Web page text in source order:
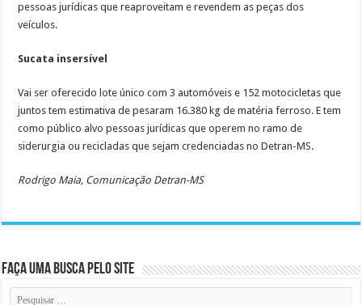
pessoas jurídicas que reaproveitam e revendem as peças dos
veículos.
Sucata insersível
Vai ser oferecido lote único com 3 automóveis e 152 motocicletas que
juntos tem estimativa de pesaram 16.380 kg de matéria ferroso. E tem
como público alvo pessoas jurídicas que operem no ramo de
siderurgia ou recicladas que sejam credenciadas no Detran-MS.
Rodrigo Maia, Comunicação Detran-MS
Faça uma busca pelo Site